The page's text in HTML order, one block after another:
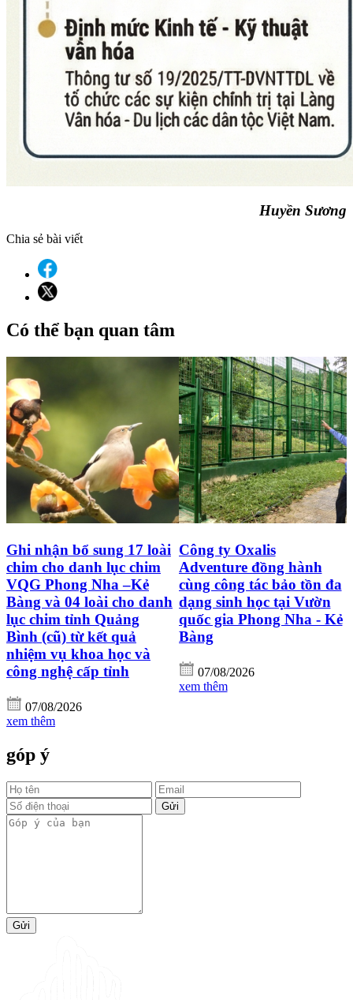
Huyền Sương
Chia sẻ bài viết
Có thể bạn quan tâm
Ghi nhận bổ sung 17 loài
chim cho danh lục chim
VQG Phong Nha –Kẻ
Bàng và 04 loài cho danh
lục chim tỉnh Quảng
Bình (cũ) từ kết quả
nhiệm vụ khoa học và
công nghệ cấp tỉnh
07/08/2026
xem thêm
Công ty Oxalis
Adventure đồng hành
cùng công tác bảo tồn đa
dạng sinh học tại Vườn
quốc gia Phong Nha - Kẻ
Bàng
07/08/2026
xem thêm
góp ý
Gửi
Gửi